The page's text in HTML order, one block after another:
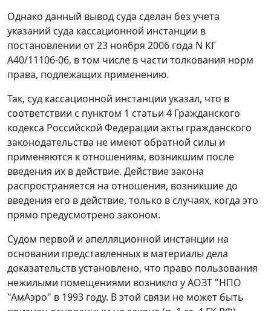
Однако данный вывод суда сделан без учета
указаний суда кассационной инстанции в
постановлении от 23 ноября 2006 года N КГ
А40/11106-06, в том числе в части толкования норм
права, подлежащих применению.
Так, суд кассационной инстанции указал, что в
соответствии с пунктом 1 статьи 4 Гражданского
кодекса Российской Федерации акты гражданского
законодательства не имеют обратной силы и
применяются к отношениям, возникшим после
введения их в действие. Действие закона
распространяется на отношения, возникшие до
введения его в действие, только в случаях, когда это
прямо предусмотрено законом.
Судом первой и апелляционной инстанции на
основании представленных в материалы дела
доказательств установлено, что право пользования
нежилыми помещениями возникло у АОЗТ "НПО
"АмАэро" в 1993 году. В этой связи не может быть